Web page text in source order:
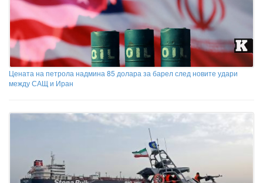
Цената на петрола надмина 85 долара за барел след новите удари
между САЩ и Иран